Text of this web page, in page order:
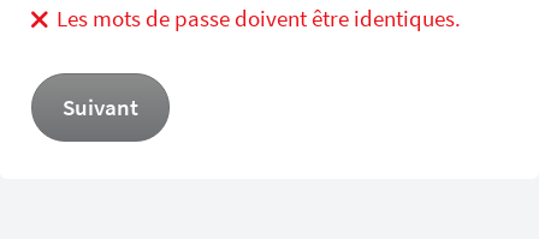
Les mots de passe doivent être identiques.
Suivant